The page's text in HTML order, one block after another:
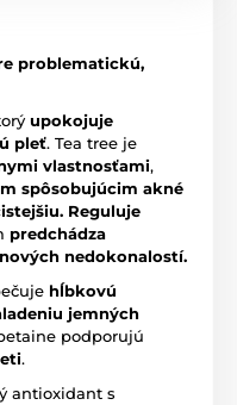
problematickú,
upokojuje
pleť. Tea tree je
vlastnosťami,
spôsobujúcim akné
Reguluje
predchádza
nedokonalostí.
hĺbkovú
jemných
podporujú
.
antioxidant s